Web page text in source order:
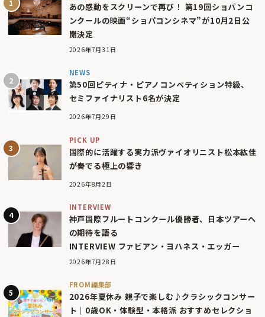
あの感動をスクリーンで再び！ 第19回ショパンコ
ンクールの映画“ショパコンシネマ”が10月2日公
開決定
2026年7月31日
NEWS
第50回ピティナ・ピアノコンペティション特級、
セミファイナリスト6名が決定
2026年7月29日
PICK UP
国際的に活躍する実力派ヴァイオリニスト松本紘佳
が奏でる極上の響き
2026年8月2日
INTERVIEW
神戸国際フルートコンクール優勝者、日本ツアーへ
の期待を語る
INTERVIEW ファビアン・ヨハネス・エッガー
2026年7月28日
FROM編集部
2026年夏休み 親子で楽しむ♪クラシックコンサー
ト｜0歳OK・体験型・本格派 おすすめセレクショ